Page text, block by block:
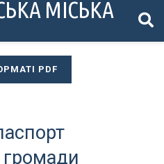
МІСЬКА
PDF
громади